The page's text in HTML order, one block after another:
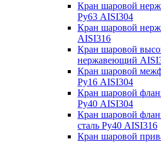
Кран шаровой
Ру63 AISI304
Кран шаровой
AISI316
Кран шаровой
нержавеющий
Кран шаровой
Ру16 AISI304
Кран шаровой
Ру40 AISI304
Кран шаровой
сталь Ру40 AISI316
Кран шаровой